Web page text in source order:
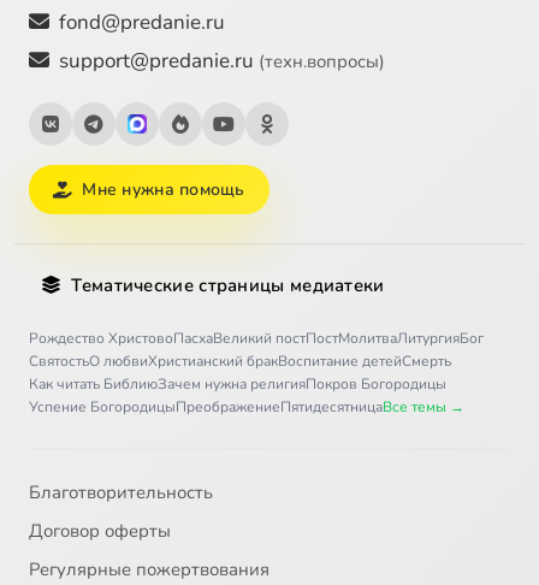
fond@predanie.ru
support@predanie.ru (техн.вопросы)
Мне нужна помощь
Тематические страницы медиатеки
Рождество ХристовоПасхаВеликий постПостМолитваЛитургияБог
СвятостьО любвиХристианский бракВоспитание детейСмерть
Как читать БиблиюЗачем нужна религияПокров Богородицы
Успение БогородицыПреображениеПятидесятницаВсе темы →
Благотворительность
Договор оферты
Регулярные пожертвования